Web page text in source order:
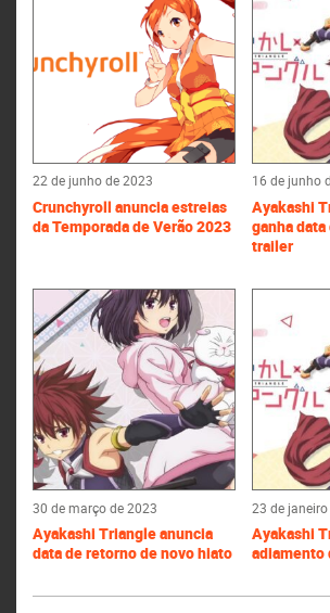
22 de junho de 2023
Crunchyroll anuncia estreias
da Temporada de Verão 2023
16 de junho
Ayakashi
ganha
trailer
30 de março de 2023
Ayakashi Triangle anuncia
data de retorno de novo hiato
23 de
Ayakashi
adiamento